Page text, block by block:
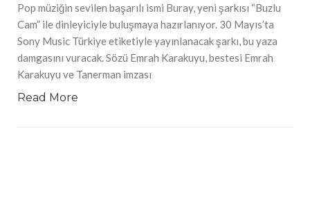
Pop müziğin sevilen başarılı ismi Buray, yeni şarkısı “Buzlu
Cam” ile dinleyiciyle buluşmaya hazırlanıyor. 30 Mayıs’ta
Sony Music Türkiye etiketiyle yayınlanacak şarkı, bu yaza
damgasını vuracak. Sözü Emrah Karakuyu, bestesi Emrah
Karakuyu ve Tanerman imzası
Read More